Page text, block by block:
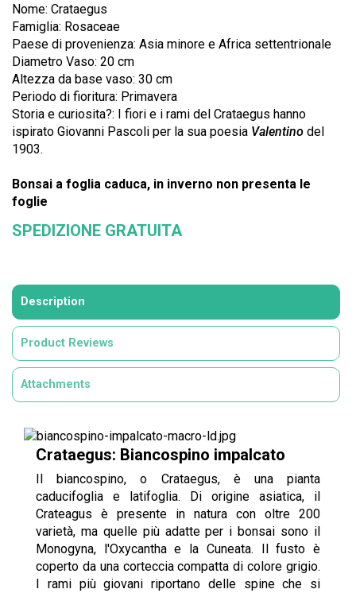
Nome: Crataegus
Famiglia: Rosaceae
Paese di provenienza: Asia minore e Africa settentrionale
Diametro Vaso: 20 cm
Altezza da base vaso: 30 cm
Periodo di fioritura: Primavera
Storia e curiosita?: I fiori e i rami del Crataegus hanno
ispirato Giovanni Pascoli per la sua poesia Valentino del
1903.
Bonsai a foglia caduca, in inverno non presenta le
foglie
SPEDIZIONE GRATUITA
Description
Product Reviews
Attachments
Crataegus: Biancospino impalcato
Il biancospino, o Crataegus, è una pianta
caducifoglia e latifoglia. Di origine asiatica, il
Crateagus è presente in natura con oltre 200
varietà, ma quelle più adatte per i bonsai sono il
Monogyna, l'Oxycantha e la Cuneata. Il fusto è
coperto da una corteccia compatta di colore grigio.
I rami più giovani riportano delle spine che si